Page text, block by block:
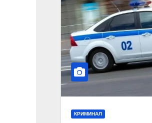
КРИМИНАЛ